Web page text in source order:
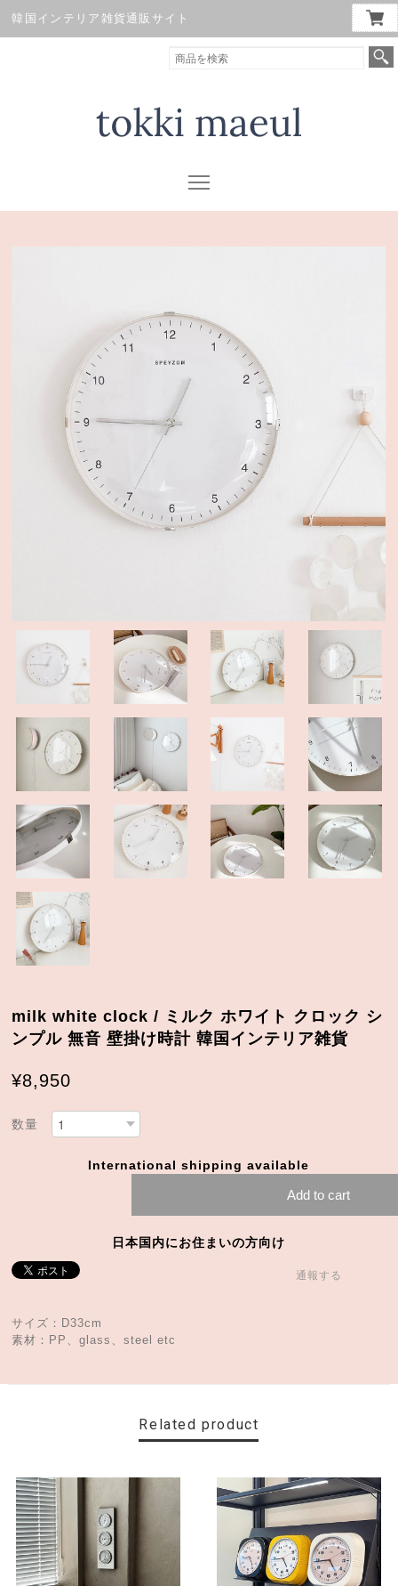
韓国インテリア雑貨通販サイト
milk white clock / ミルク ホワイト クロック シ
ンプル 無音 壁掛け時計 韓国インテリア雑貨
¥8,950
数量
International shipping available
Add to cart
日本国内にお住まいの方向け
通報する
サイズ：D33cm
素材：PP、glass、steel etc
Related product